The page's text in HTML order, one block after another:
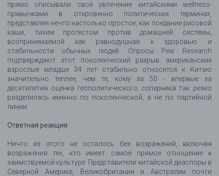
прямо описывали своё увлечение китайскими wellness-
привычками в откровенно политических терминах,
представляя нечто настолько простое, как поедание рисовой
каши, тихим протестом против домашней системы,
воспринимаемой как равнодушная к здоровью и
стабильности обычных людей. Опросы Pew Research
подтверждают этот поколенческий разрыв: американские
взрослые младше 34 лет стабильно относятся к Китаю
значительно теплее, чем те, кому за 50 - впервые за
десятилетия оценка геополитического соперника так резко
разделилась именно по поколенческой, а не по партийной
линии.
Ответная реакция
Ничто из этого не осталось без возражений, включая
возражения тех, кто имеет самое прямое отношение к
заимствуемой культуре. Представители китайской диаспоры в
Северной Америке, Великобритании и Австралии почти